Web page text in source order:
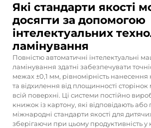
Які стандарти якості
досягти за допомогою
інтелектуальних
ламінування
Повністю автоматичні інтелектуальні
ламінування здатні забезпечувати
межах ±0,1 мм, рівномірність
та відхилення від площинності
всій поверхні. Ці системи постійно
книжок із картону, які відповідають
міжнародні стандарти якості для
зберігаючи при цьому продуктивність у